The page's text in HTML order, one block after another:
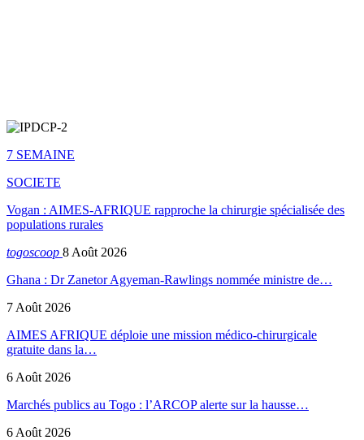
7 SEMAINE
SOCIETE
Vogan : AIMES-AFRIQUE rapproche la chirurgie spécialisée des
populations rurales
togoscoop 8 Août 2026
Ghana : Dr Zanetor Agyeman-Rawlings nommée ministre de…
7 Août 2026
AIMES AFRIQUE déploie une mission médico-chirurgicale
gratuite dans la…
6 Août 2026
Marchés publics au Togo : l’ARCOP alerte sur la hausse…
6 Août 2026